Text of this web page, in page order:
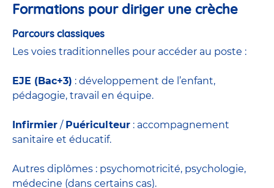
Formations pour diriger une crèche
Parcours classiques
Les voies traditionnelles pour accéder au poste :
EJE (Bac+3) : développement de l’enfant,
pédagogie, travail en équipe.
Infirmier / Puériculteur : accompagnement
sanitaire et éducatif.
Autres diplômes : psychomotricité, psychologie,
médecine (dans certains cas).